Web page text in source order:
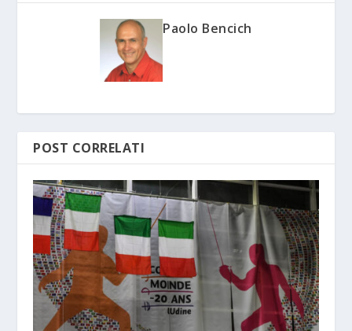
Paolo Bencich
POST CORRELATI